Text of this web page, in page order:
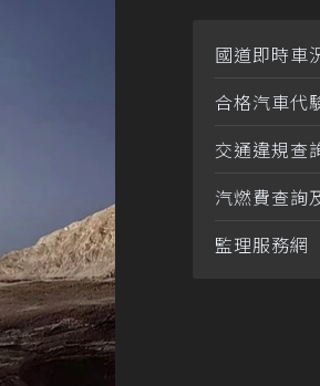
國道即時車
合格汽車代
交通違規查
汽燃費查詢
監理服務網